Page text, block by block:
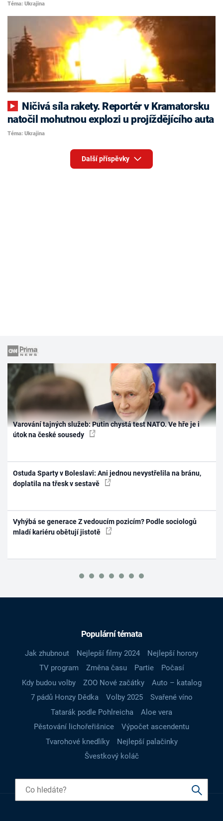
Téma: Ukrajina
natočil mohutnou explozi u projíždějícího auta
Téma: Ukrajina
Další příspěvky
Varování tajných služeb: Putin chystá test NATO. Ve hře je i
útok na české sousedy
Ostuda Sparty v Boleslavi: Ani jednou nevystřelila na bránu,
doplatila na třesk v sestavě
Vyhýbá se generace Z vedoucím pozicím? Podle sociologů
mladí kariéru obětují jistotě
Populární témata
Jak zhubnout Nejlepší filmy 2024
Nejlepší horory
TV program
Změna času Partie
Počasí
Kdy budou volby
ZOO Nové začátky
Auto – katalog
7 pádů Honzy Dědka
Volby 2025
Svařené víno
Tatarák podle Pohlreicha
Aloe vera
Pěstování lichořeřišnice
Výpočet ascendentu
Tvarohové knedlíky
Nejlepší palačinky
Švestkový koláč